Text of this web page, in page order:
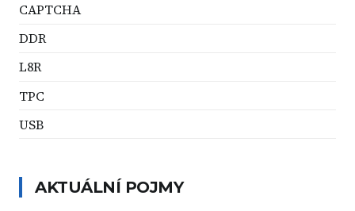
CAPTCHA
DDR
L8R
TPC
USB
AKTUÁLNÍ POJMY